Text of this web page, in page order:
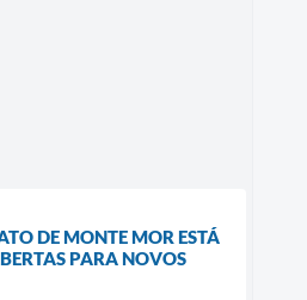
DE MONTE MOR ESTÁ
PARA NOVOS